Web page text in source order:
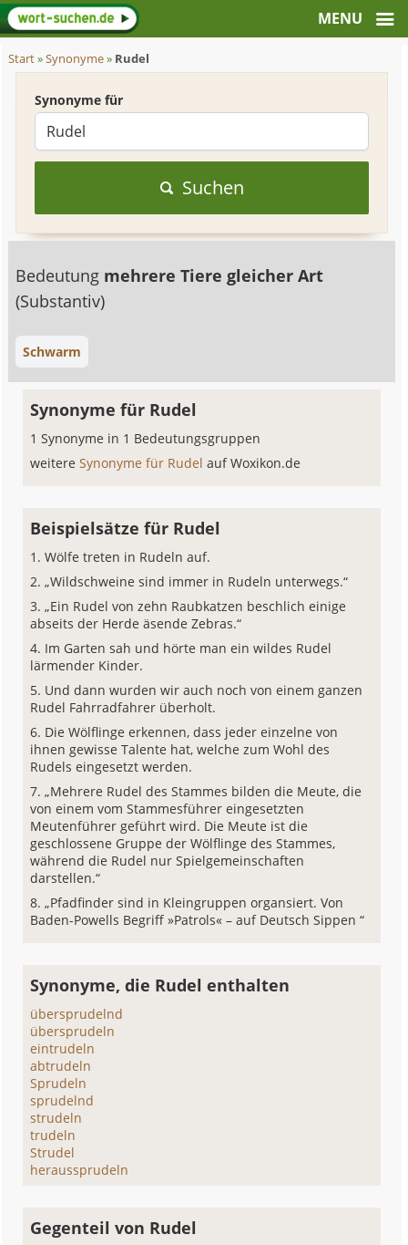
Start»Synonyme» Rudel
Synonyme für
Suchen
Bedeutung mehrere Tiere gleicher Art
(Substantiv)
Schwarm
Synonyme für Rudel
1 Synonyme in 1 Bedeutungsgruppen
weitereSynonyme für Rudelauf Woxikon.de
Beispielsätze für Rudel
Wölfe treten in Rudeln auf.
„Wildschweine sind immer in Rudeln unterwegs.“
„Ein Rudel von zehn Raubkatzen beschlich einige
abseits der Herde äsende Zebras.“
Im Garten sah und hörte man ein wildes Rudel
lärmender Kinder.
Und dann wurden wir auch noch von einem ganzen
Rudel Fahrradfahrer überholt.
Die Wölflinge erkennen, dass jeder einzelne von
ihnen gewisse Talente hat, welche zum Wohl des
Rudels eingesetzt werden.
„Mehrere Rudel des Stammes bilden die Meute, die
von einem vom Stammesführer eingesetzten
Meutenführer geführt wird. Die Meute ist die
geschlossene Gruppe der Wölflinge des Stammes,
während die Rudel nur Spielgemeinschaften
darstellen.“
„Pfadfinder sind in Kleingruppen organsiert. Von
Baden-Powells Begriff »Patrols« – auf Deutsch Sippen “
Synonyme, die Rudel enthalten
übersprudelnd
übersprudeln
eintrudeln
abtrudeln
Sprudeln
sprudelnd
strudeln
trudeln
Strudel
heraussprudeln
Gegenteil von Rudel